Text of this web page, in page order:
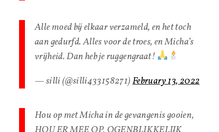
Alle moed bij elkaar verzameld, en het toch
aan gedurfd. Alles voor de troes, en Micha’s
vrijheid. Dan heb je ruggengraat!
— silli (@silli433158271)February 13, 2022
Hou op met Micha in de gevangenis gooien,